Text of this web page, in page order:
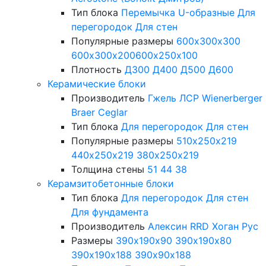
Тип блока Перемычка U-образные Для
перегородок Для стен
Популярные размеры 600х300х300
600х300х200600х250х100
Плотность Д300 Д400 Д500 Д600
Керамические блоки
Производитель Гжель ЛСР Wienerberger
Braer Ceglar
Тип блока Для перегородок Для стен
Популярные размеры 510х250х219
440х250х219 380х250х219
Толщина стены 51 44 38
Керамзитобетонные блоки
Тип блока Для перегородок Для стен
Для фундамента
Производитель Алексин RRD Хоган Рус
Размеры 390х190х90 390х190х80
390х190х188 390х90х188